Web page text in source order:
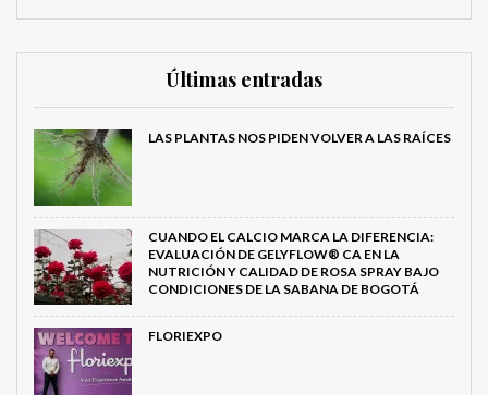
Últimas entradas
LAS PLANTAS NOS PIDEN VOLVER A LAS RAÍCES
CUANDO EL CALCIO MARCA LA DIFERENCIA:
EVALUACIÓN DE GELYFLOW® CA EN LA
NUTRICIÓN Y CALIDAD DE ROSA SPRAY BAJO
CONDICIONES DE LA SABANA DE BOGOTÁ
FLORIEXPO